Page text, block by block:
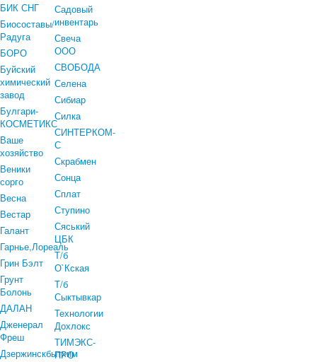
БИК СНГ
Биосоставы/
Радуга
БОРО
Буйский
химический
завод
Булгари-
КОСМЕТИКС
Ваше
хозяйство
Веники
сорго
Весна
Вестар
Галант
Гарнье,Лореаль
Грин Бэлт
Грунт
Болонь
ДАЛАН
Дженерал
Фреш
Дзержинскбытхим
Садовый
инвентарь
Свеча
ООО
СВОБОДА
Селена
Сибиар
Силка
СИНТЕРКОМ-
С
Скрабмен
Сонца
Сплат
Ступино
Сяський
ЦБК
Т/б
О`Кская
Т/б
Сыктывкар
Технологии
Дохлокс
ТИМЭКС-
ПРО